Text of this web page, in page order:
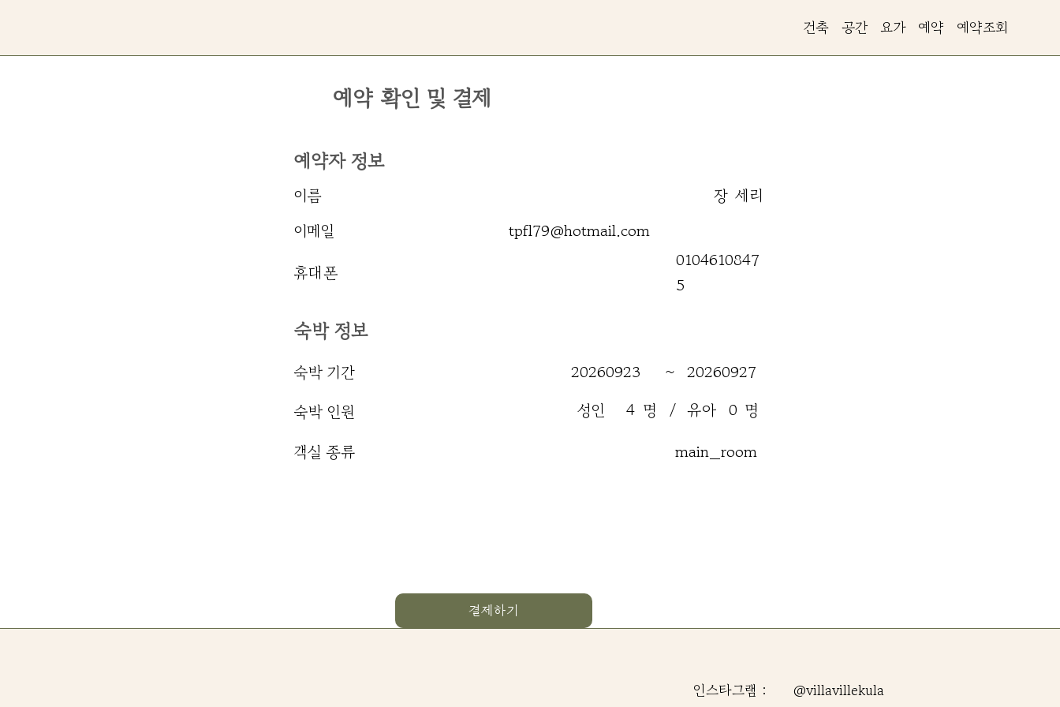
건축 공간 요가 예약 예약조회
예약 확인 및 결제
예약자 정보
이름 장 세리
이메일
tpfl79@hotmail.com
0104610847
5
​휴대폰
​숙박 정보
숙박 기간 20260923 ~ 20260927
​숙박 인원
성인 4 명 유아
/ 0 명
main_room
​객실 종류
결제하기
인스타그램 :
@villavillekula